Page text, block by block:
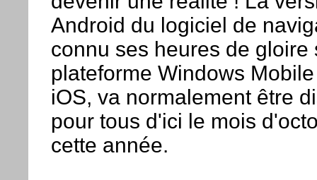
Android du logiciel de
connu ses heures de gloire
plateforme Windows
iOS, va normalement être
pour tous d'ici le mois
cette année.